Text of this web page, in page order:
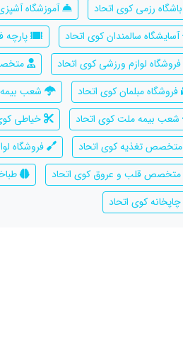
باشگاه رزمی کوی اتحاد
آموزشگاه
آسایشگاه سالمندان کوی اتحاد
پارچه
فروشگاه لوازم ورزشی کوی اتحاد
فروشگاه مبلمان کوی اتحاد
شعب بیمه
شعب بیمه ملت کوی اتحاد
خیاطی
متخصص تغذیه کوی اتحاد
فروشگاه
متخصص قلب و عروق کوی اتحاد
چاپخانه کوی اتحاد